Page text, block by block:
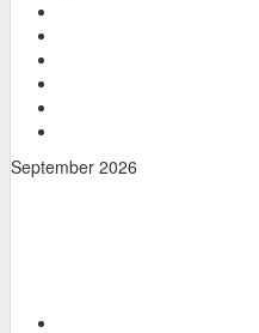
September 2026